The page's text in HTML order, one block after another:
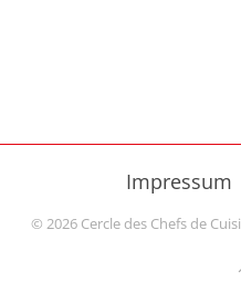
Impressum
© 2026Cercle des Chefs de